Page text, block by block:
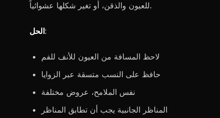
للعيون والذقن، أو تغير شكلها عشوائياً.
الحل:
لاحظ المسافة من العيون للأنف للفم
حافظ على النسب متسقة عبر الزوايا
نفس الملامح، عروض مختلفة
المناظر الجانبية يجب أن تطابق المناظر